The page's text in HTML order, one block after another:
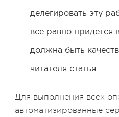
делегировать эту
все равно придется
должна быть
читателя статья.
Для выполнения всех
автоматизированные